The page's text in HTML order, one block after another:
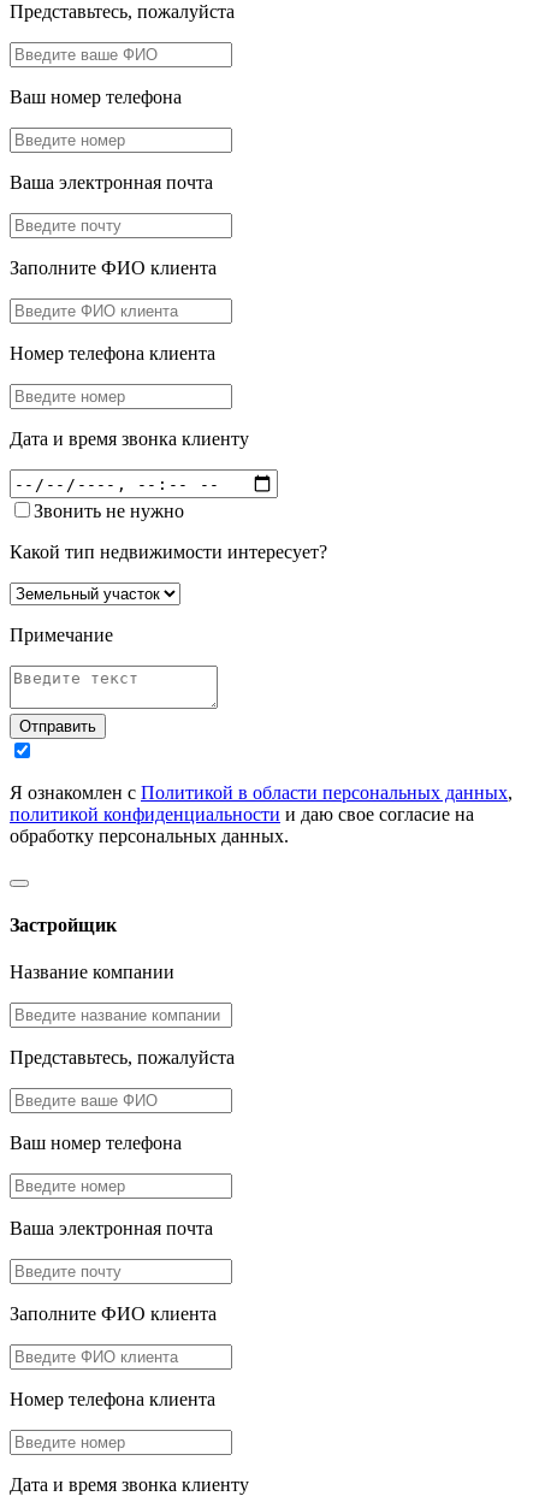
Представьтесь, пожалуйста
Ваш номер телефона
Ваша электронная почта
Заполните ФИО клиента
Номер телефона клиента
Дата и время звонка клиенту
Звонить не нужно
Какой тип недвижимости интересует?
Примечание
Отправить
Я ознакомлен с Политикой в области персональных данных,
политикой конфиденциальности и даю свое согласие на
обработку персональных данных.
Застройщик
Название компании
Представьтесь, пожалуйста
Ваш номер телефона
Ваша электронная почта
Заполните ФИО клиента
Номер телефона клиента
Дата и время звонка клиенту